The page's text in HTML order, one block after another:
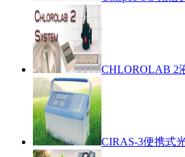
CHLOROLAB 2
CIRAS-3便携式